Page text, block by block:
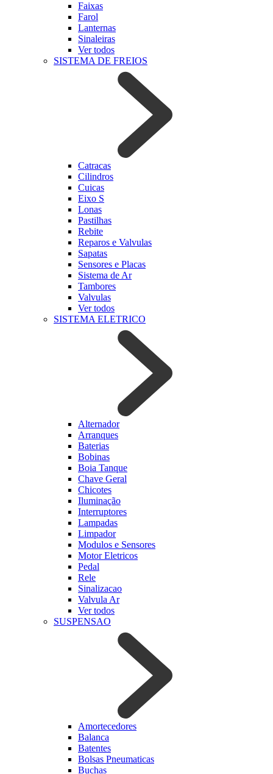
Faixas
Farol
Lanternas
Sinaleiras
Ver todos
SISTEMA DE FREIOS
Catracas
Cilindros
Cuicas
Eixo S
Lonas
Pastilhas
Rebite
Reparos e Valvulas
Sapatas
Sensores e Placas
Sistema de Ar
Tambores
Valvulas
Ver todos
SISTEMA ELETRICO
Alternador
Arranques
Baterias
Bobinas
Boia Tanque
Chave Geral
Chicotes
Iluminação
Interruptores
Lampadas
Limpador
Modulos e Sensores
Motor Eletricos
Pedal
Rele
Sinalizacao
Valvula Ar
Ver todos
SUSPENSAO
Amortecedores
Balanca
Batentes
Bolsas Pneumaticas
Buchas